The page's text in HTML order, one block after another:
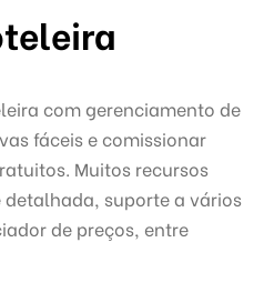
com gerenciamento de
fáceis e comissionar
Muitos recursos
suporte a vários
de preços, entre